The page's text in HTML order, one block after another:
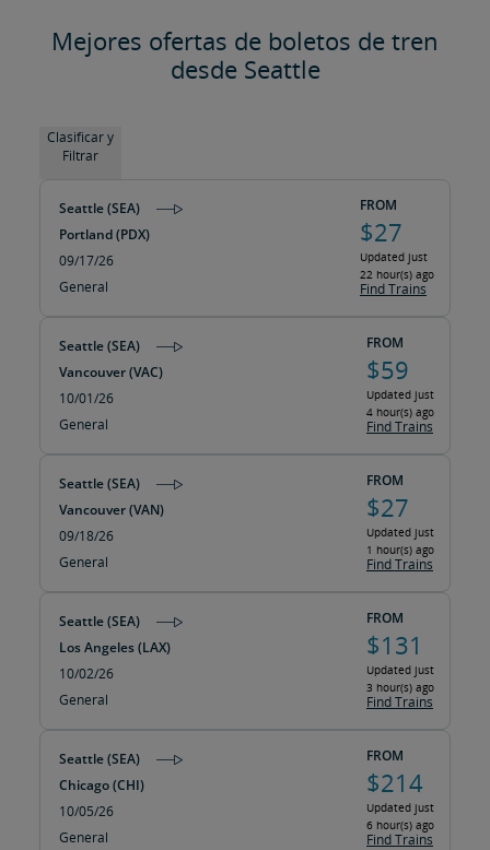
Mejores ofertas de boletos de tren
desde Seattle
Clasificar y
Filtrar
Seattle (SEA)
Portland (PDX)
09/17/26
General
FROM
$27
Updated just
22 hour(s) ago
Find Trains
Seattle (SEA)
Vancouver (VAC)
10/01/26
General
FROM
$59
Updated just
4 hour(s) ago
Find Trains
Seattle (SEA)
Vancouver (VAN)
09/18/26
General
FROM
$27
Updated just
1 hour(s) ago
Find Trains
Seattle (SEA)
Los Angeles (LAX)
10/02/26
General
FROM
$131
Updated just
3 hour(s) ago
Find Trains
Seattle (SEA)
Chicago (CHI)
10/05/26
General
FROM
$214
Updated just
6 hour(s) ago
Find Trains